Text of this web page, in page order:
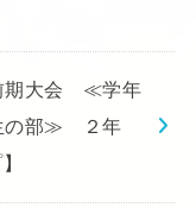
期大会 ≪学年
の部≫ ２年